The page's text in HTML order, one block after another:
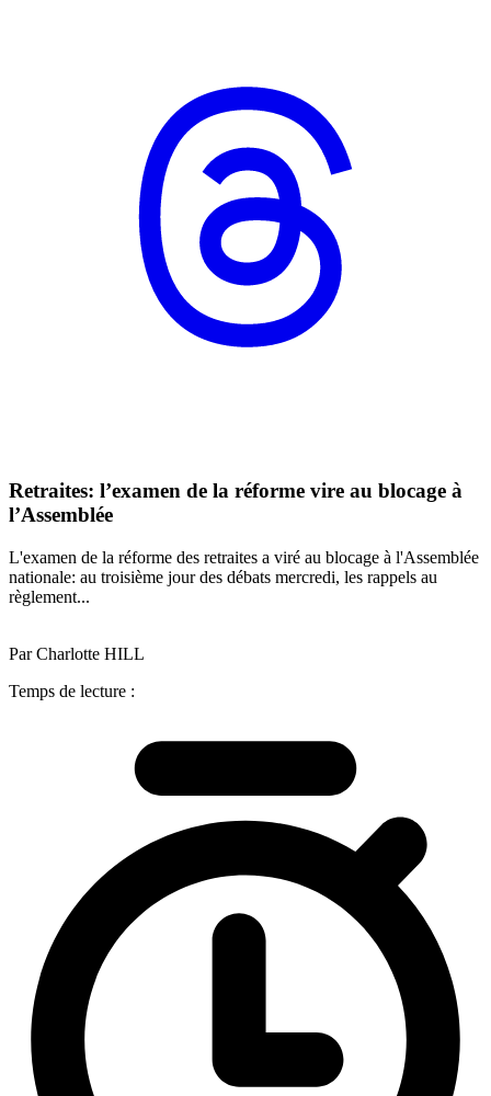
Retraites: l’examen de la réforme vire au blocage à
l’Assemblée
L'examen de la réforme des retraites a viré au blocage à l'Assemblée
nationale: au troisième jour des débats mercredi, les rappels au
règlement...
Par Charlotte HILL
Temps de lecture :